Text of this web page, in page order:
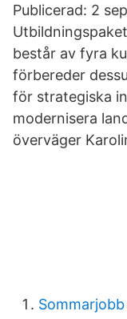
Publicerad: 2
består av fyra
förbereder
för strategiska
modernisera
överväger